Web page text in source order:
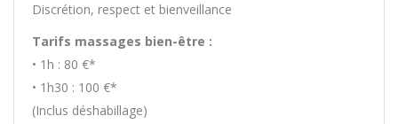
Discrétion, respect et bienveillance
Tarifs massages bien-être :
• 1h : 80 €*
• 1h30 : 100 €*
(Inclus déshabillage)